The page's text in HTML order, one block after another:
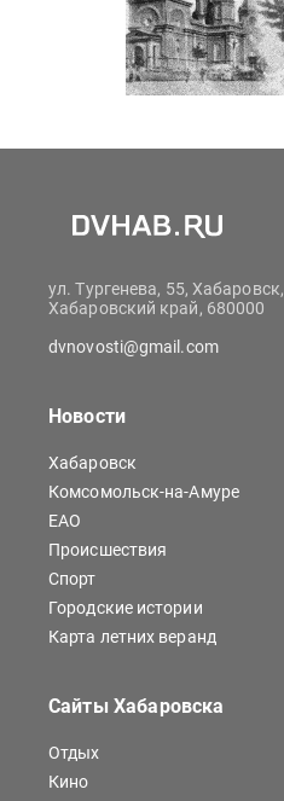
ул. Тургенева, 55, Хабаровск,
Хабаровский край, 680000
dvnovosti@gmail.com
Новости
Хабаровск
Комсомольск-на-Амуре
ЕАО
Происшествия
Спорт
Городские истории
Карта летних веранд
Сайты Хабаровска
Отдых
Кино